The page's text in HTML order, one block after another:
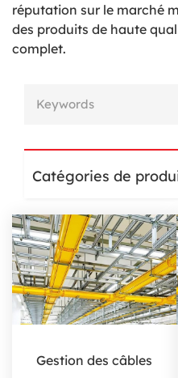
réputation sur le marché
des produits de haute
complet.
Gestion des câbles
Catégories de